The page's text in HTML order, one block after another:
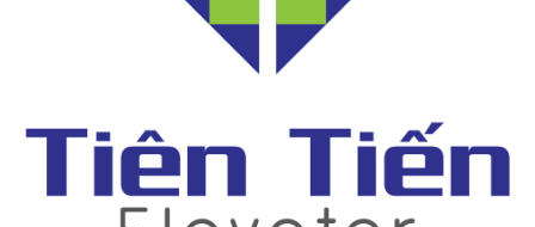
Khách sạn 5* FREESIA